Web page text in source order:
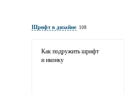
Шрифт в дизайне 108
Как подружить шрифт
и иконку